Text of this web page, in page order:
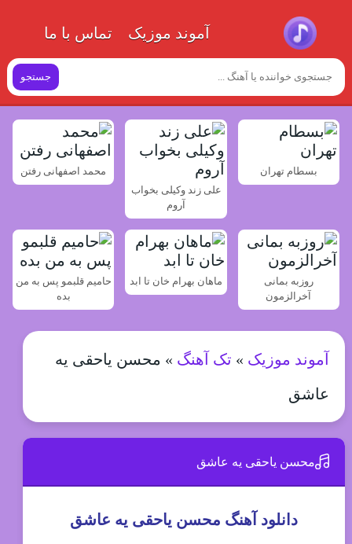
آموند موزیک تماس با ما
جستجو
بسطام تهران
علی زند وکیلی بخواب
آروم
محمد اصفهانی رفتن
روزبه بمانی
آخرالزمون
ماهان بهرام خان تا ابد
حامیم قلبمو پس به من
بده
آموند موزیک » تک آهنگ » محسن یاحقی یه
عاشق
محسن یاحقی یه عاشق
دانلود آهنگ محسن یاحقی یه عاشق